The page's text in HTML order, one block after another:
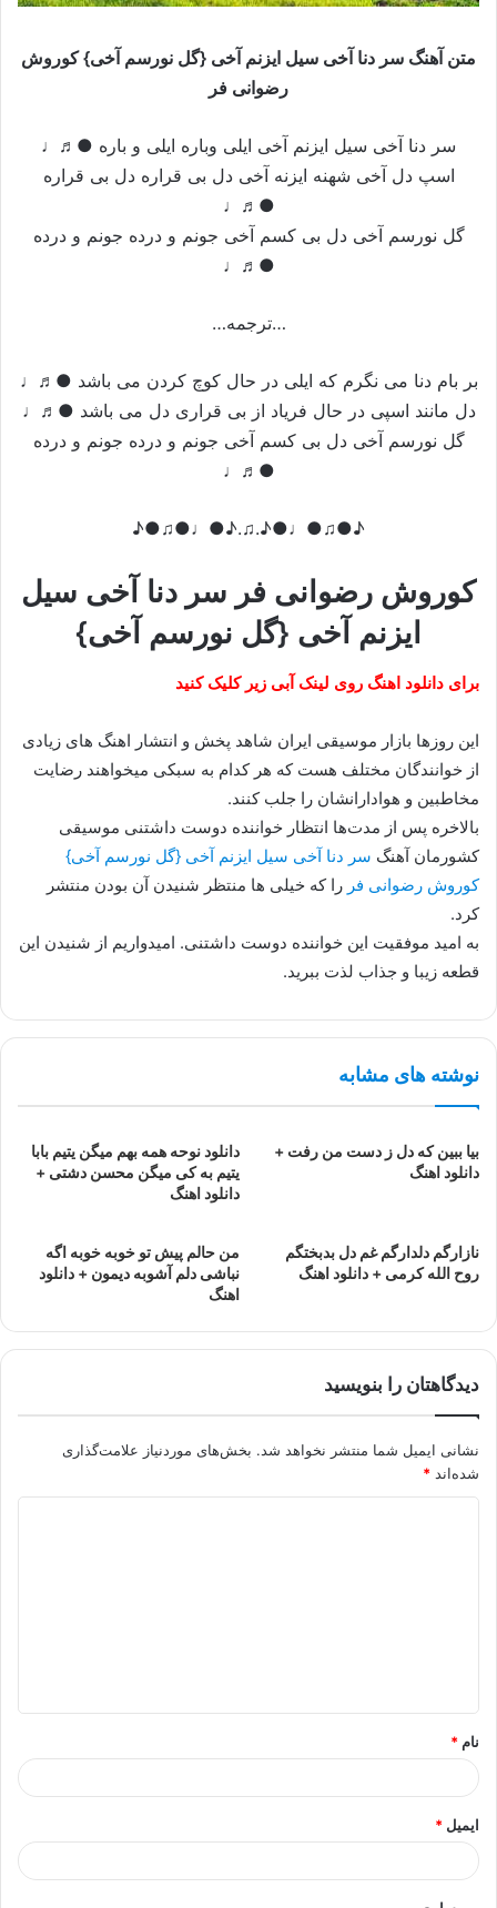
متن آهنگ سر دنا آخی سیل ایزنم آخی {گل نورسم آخی} کوروش
رضوانی فر
سر دنا آخی سیل ایزنم آخی ایلی وباره ایلی و باره ●♬♩
اسپ دل آخی شهنه ایزنه آخی دل بی قراره دل بی قراره
●♬♩
گل نورسم آخی دل بی کسم آخی جونم و درده جونم و درده
●♬♩
…ترجمه…
بر بام دنا می نگرم که ایلی در حال کوچ کردن می باشد ●♬♩
دل مانند اسپی در حال فریاد از بی قراری دل می باشد ●♬♩
گل نورسم آخی دل بی کسم آخی جونم و درده جونم و درده
●♬♩
♪●♫●♩●♪.♫.♪●♩●♫●♪
کوروش رضوانی فر سر دنا آخی سیل
ایزنم آخی {گل نورسم آخی}
برای دانلود اهنگ روی لینک آبی زیر کلیک کنید
این روزها بازار موسیقی ایران شاهد پخش و انتشار اهنگ های زیادی
از خوانندگان مختلف هست که هر کدام به سبکی میخواهند رضایت
مخاطبین و هوادارانشان را جلب کنند.
بالاخره پس از مدت‌ها انتظار خواننده دوست داشتنی موسیقی
کشورمان آهنگ سر دنا آخی سیل ایزنم آخی {گل نورسم آخی}
کوروش رضوانی فر را که خیلی ها منتظر شنیدن آن بودن منتشر
کرد.
به امید موفقیت این خواننده دوست داشتنی. امیدواریم از شنیدن این
قطعه زیبا و جذاب لذت ببرید.
نوشته های مشابه
بیا ببین که دل ز دست من رفت +
دانلود اهنگ
دانلود نوحه همه بهم میگن یتیم بابا
یتیم به کی میگن محسن دشتی +
دانلود اهنگ
نازارگم دلدارگم غم دل بدبختگم
روح الله کرمی + دانلود اهنگ
من حالم پیش تو خوبه خوبه اگه
نباشی دلم آشوبه دیمون + دانلود
اهنگ
دیدگاهتان را بنویسید
نشانی ایمیل شما منتشر نخواهد شد. بخش‌های موردنیاز علامت‌گذاری
شده‌اند *
*
نام *
ایمیل *